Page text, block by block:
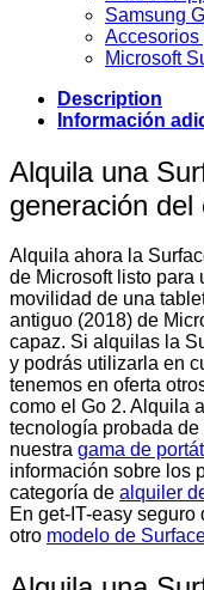
Samsung
Accesorios
Microsoft
Description
Información
Alquila una
generación del
Alquila ahora la
de Microsoft listo para
movilidad de una
antiguo (2018) de
capaz. Si alquilas la
y podrás utilizarla en
tenemos en oferta
como el Go 2. Alquila
tecnología probada
nuestra gama de
información sobre los
categoría de alquiler
En get-IT-easy seguro
otro modelo de